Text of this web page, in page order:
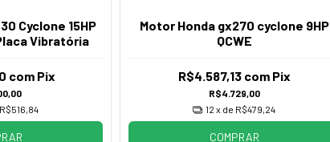
Cyclone 15HP
Vibratória
com Pix
R$516,84
Motor Honda gx270 cyclone 9HP
QCWE
R$4.729,00
R$4.587,13 com Pix
12 x de R$479,24
COMPRAR